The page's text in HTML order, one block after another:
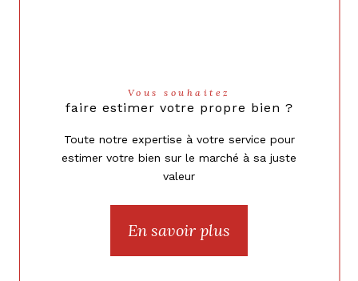
Vous souhaitez
faire estimer votre propre bien ?
Toute notre expertise à votre service pour
estimer votre bien sur le marché à sa juste
valeur
En savoir plus